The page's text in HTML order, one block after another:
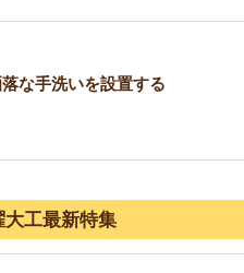
落な手洗いを設置する
大工最新特集